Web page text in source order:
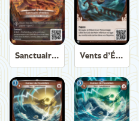
Sanctuaire d'Hélios Vents d’Éole